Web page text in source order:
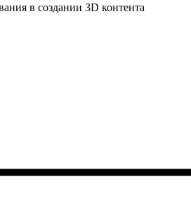
в создании 3D контента